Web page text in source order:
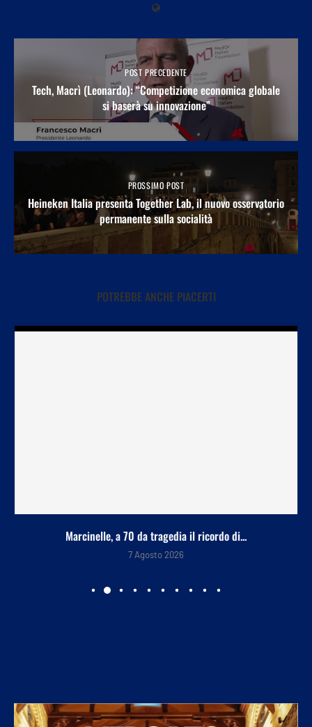
POST PRECEDENTE
Tech, Macrì (Leonardo): “Competizione economica globale
si baserà su innovazione”
PROSSIMO POST
Heineken Italia presenta Together Lab, il nuovo osservatorio
permanente sulla socialità
POTREBBE ANCHE PIACERTI
Marcinelle, a 70 da tragedia il ricordo di...
7 Agosto 2026